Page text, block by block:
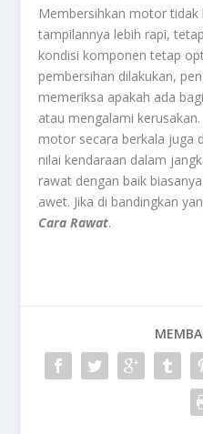
Membersihkan motor
tampilannya lebih rapi,
kondisi komponen tetap
pembersihan dilakukan,
memeriksa apakah ada
atau mengalami
motor secara berkala juga
nilai kendaraan dalam
rawat dengan baik
awet. Jika di bandingkan
Cara Rawat.